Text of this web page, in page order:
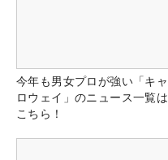
今年も男女プロが強い「キャ
ロウェイ」のニュース一覧は
こちら！